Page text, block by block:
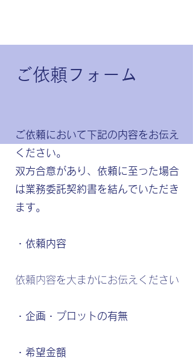
​ご依頼フォーム
ご依頼において下記の内容をお伝え
ください。
​双方合意があり、依頼に至った場合
は業務委託契約書を結んでいただき
ます。
・依頼内容
依頼内容を大まかにお伝えください
・企画・プロットの有無
・希望金額